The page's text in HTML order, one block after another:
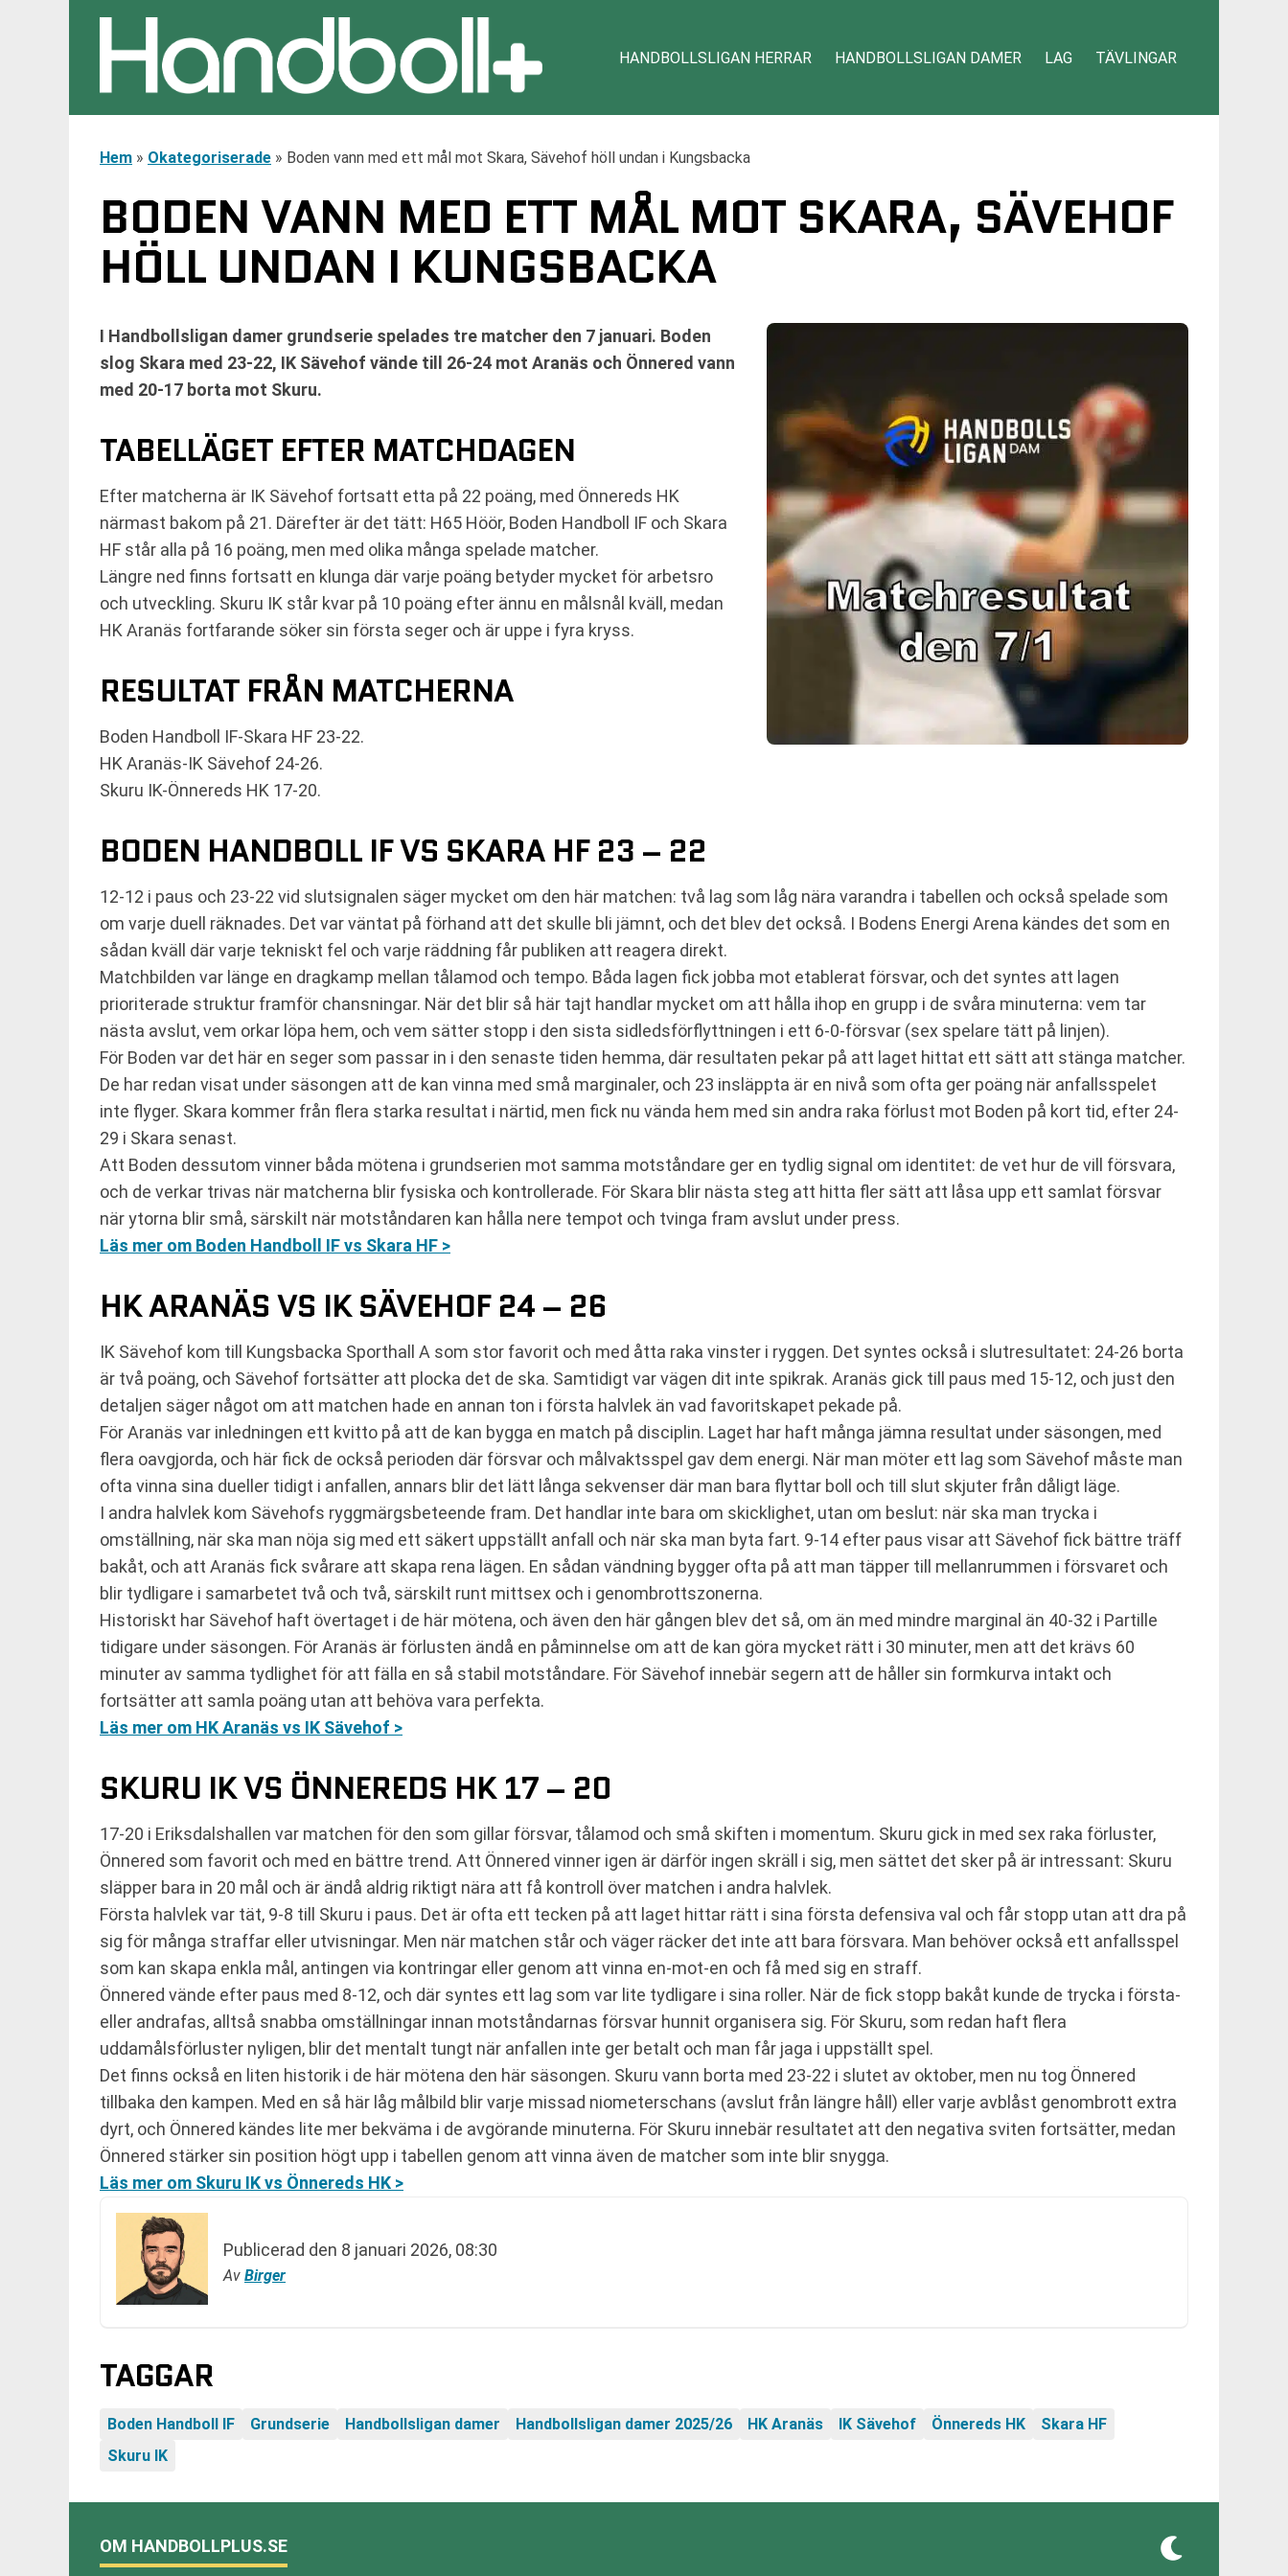
HANDBOLLSLIGAN HERRAR HANDBOLLSLIGAN DAMER LAG TÄVLINGAR
Hem » Okategoriserade » Boden vann med ett mål mot Skara, Sävehof höll undan i Kungsbacka
BODEN VANN MED ETT MÅL MOT SKARA, SÄVEHOF
HÖLL UNDAN I KUNGSBACKA
I Handbollsligan damer grundserie spelades tre matcher den 7 januari. Boden
slog Skara med 23-22, IK Sävehof vände till 26-24 mot Aranäs och Önnered vann
med 20-17 borta mot Skuru.
TABELLÄGET EFTER MATCHDAGEN
Efter matcherna är IK Sävehof fortsatt etta på 22 poäng, med Önnereds HK
närmast bakom på 21. Därefter är det tätt: H65 Höör, Boden Handboll IF och Skara
HF står alla på 16 poäng, men med olika många spelade matcher.
Längre ned finns fortsatt en klunga där varje poäng betyder mycket för arbetsro
och utveckling. Skuru IK står kvar på 10 poäng efter ännu en målsnål kväll, medan
HK Aranäs fortfarande söker sin första seger och är uppe i fyra kryss.
RESULTAT FRÅN MATCHERNA
Boden Handboll IF-Skara HF 23-22.
HK Aranäs-IK Sävehof 24-26.
Skuru IK-Önnereds HK 17-20.
BODEN HANDBOLL IF VS SKARA HF 23 – 22
12-12 i paus och 23-22 vid slutsignalen säger mycket om den här matchen: två lag som låg nära varandra i tabellen och också spelade som
om varje duell räknades. Det var väntat på förhand att det skulle bli jämnt, och det blev det också. I Bodens Energi Arena kändes det som en
sådan kväll där varje tekniskt fel och varje räddning får publiken att reagera direkt.
Matchbilden var länge en dragkamp mellan tålamod och tempo. Båda lagen fick jobba mot etablerat försvar, och det syntes att lagen
prioriterade struktur framför chansningar. När det blir så här tajt handlar mycket om att hålla ihop en grupp i de svåra minuterna: vem tar
nästa avslut, vem orkar löpa hem, och vem sätter stopp i den sista sidledsförflyttningen i ett 6-0-försvar (sex spelare tätt på linjen).
För Boden var det här en seger som passar in i den senaste tiden hemma, där resultaten pekar på att laget hittat ett sätt att stänga matcher.
De har redan visat under säsongen att de kan vinna med små marginaler, och 23 insläppta är en nivå som ofta ger poäng när anfallsspelet
inte flyger. Skara kommer från flera starka resultat i närtid, men fick nu vända hem med sin andra raka förlust mot Boden på kort tid, efter 24-
29 i Skara senast.
Att Boden dessutom vinner båda mötena i grundserien mot samma motståndare ger en tydlig signal om identitet: de vet hur de vill försvara,
och de verkar trivas när matcherna blir fysiska och kontrollerade. För Skara blir nästa steg att hitta fler sätt att låsa upp ett samlat försvar
när ytorna blir små, särskilt när motståndaren kan hålla nere tempot och tvinga fram avslut under press.
Läs mer om Boden Handboll IF vs Skara HF >
HK ARANÄS VS IK SÄVEHOF 24 – 26
IK Sävehof kom till Kungsbacka Sporthall A som stor favorit och med åtta raka vinster i ryggen. Det syntes också i slutresultatet: 24-26 borta
är två poäng, och Sävehof fortsätter att plocka det de ska. Samtidigt var vägen dit inte spikrak. Aranäs gick till paus med 15-12, och just den
detaljen säger något om att matchen hade en annan ton i första halvlek än vad favoritskapet pekade på.
För Aranäs var inledningen ett kvitto på att de kan bygga en match på disciplin. Laget har haft många jämna resultat under säsongen, med
flera oavgjorda, och här fick de också perioden där försvar och målvaktsspel gav dem energi. När man möter ett lag som Sävehof måste man
ofta vinna sina dueller tidigt i anfallen, annars blir det lätt långa sekvenser där man bara flyttar boll och till slut skjuter från dåligt läge.
I andra halvlek kom Sävehofs ryggmärgsbeteende fram. Det handlar inte bara om skicklighet, utan om beslut: när ska man trycka i
omställning, när ska man nöja sig med ett säkert uppställt anfall och när ska man byta fart. 9-14 efter paus visar att Sävehof fick bättre träff
bakåt, och att Aranäs fick svårare att skapa rena lägen. En sådan vändning bygger ofta på att man täpper till mellanrummen i försvaret och
blir tydligare i samarbetet två och två, särskilt runt mittsex och i genombrottszonerna.
Historiskt har Sävehof haft övertaget i de här mötena, och även den här gången blev det så, om än med mindre marginal än 40-32 i Partille
tidigare under säsongen. För Aranäs är förlusten ändå en påminnelse om att de kan göra mycket rätt i 30 minuter, men att det krävs 60
minuter av samma tydlighet för att fälla en så stabil motståndare. För Sävehof innebär segern att de håller sin formkurva intakt och
fortsätter att samla poäng utan att behöva vara perfekta.
Läs mer om HK Aranäs vs IK Sävehof >
SKURU IK VS ÖNNEREDS HK 17 – 20
17-20 i Eriksdalshallen var matchen för den som gillar försvar, tålamod och små skiften i momentum. Skuru gick in med sex raka förluster,
Önnered som favorit och med en bättre trend. Att Önnered vinner igen är därför ingen skräll i sig, men sättet det sker på är intressant: Skuru
släpper bara in 20 mål och är ändå aldrig riktigt nära att få kontroll över matchen i andra halvlek.
Första halvlek var tät, 9-8 till Skuru i paus. Det är ofta ett tecken på att laget hittar rätt i sina första defensiva val och får stopp utan att dra på
sig för många straffar eller utvisningar. Men när matchen står och väger räcker det inte att bara försvara. Man behöver också ett anfallsspel
som kan skapa enkla mål, antingen via kontringar eller genom att vinna en-mot-en och få med sig en straff.
Önnered vände efter paus med 8-12, och där syntes ett lag som var lite tydligare i sina roller. När de fick stopp bakåt kunde de trycka i första-
eller andrafas, alltså snabba omställningar innan motståndarnas försvar hunnit organisera sig. För Skuru, som redan haft flera
uddamålsförluster nyligen, blir det mentalt tungt när anfallen inte ger betalt och man får jaga i uppställt spel.
Det finns också en liten historik i de här mötena den här säsongen. Skuru vann borta med 23-22 i slutet av oktober, men nu tog Önnered
tillbaka den kampen. Med en så här låg målbild blir varje missad niometerschans (avslut från längre håll) eller varje avblåst genombrott extra
dyrt, och Önnered kändes lite mer bekväma i de avgörande minuterna. För Skuru innebär resultatet att den negativa sviten fortsätter, medan
Önnered stärker sin position högt upp i tabellen genom att vinna även de matcher som inte blir snygga.
Läs mer om Skuru IK vs Önnereds HK >
Publicerad den 8 januari 2026, 08:30
Av Birger
TAGGAR
Boden Handboll IF Grundserie Handbollsligan damer Handbollsligan damer 2025/26 HK Aranäs IK Sävehof Önnereds HK
Skara HF
Skuru IK
OM HANDBOLLPLUS.SE